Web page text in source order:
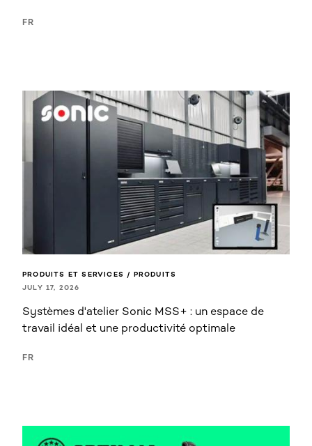
FR
PRODUITS ET SERVICES / PRODUITS
JULY 17, 2026
Systèmes d'atelier Sonic MSS+ : un espace de
travail idéal et une productivité optimale
FR